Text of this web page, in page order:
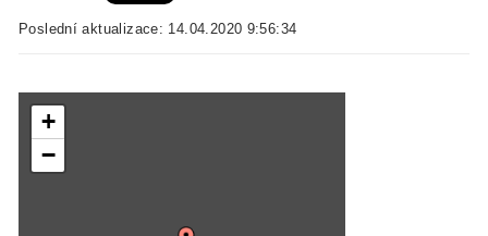
Poslední aktualizace: 14.04.2020 9:56:34
+
−